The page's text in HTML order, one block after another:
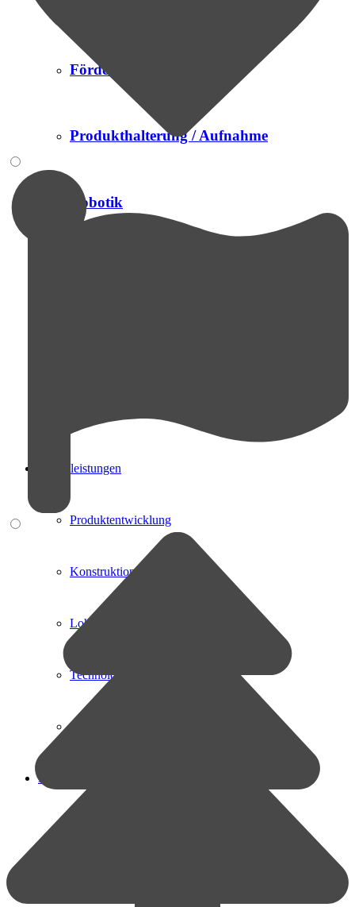
Fördersysteme
Produkthalterung / Aufnahme
Robotik
Dienstleistungen
Produktentwicklung
Konstruktion CAD / CAM
Lohnbeschriftung
Technologietransfer
Schulung-Service-Wartung
Das Unternehmen